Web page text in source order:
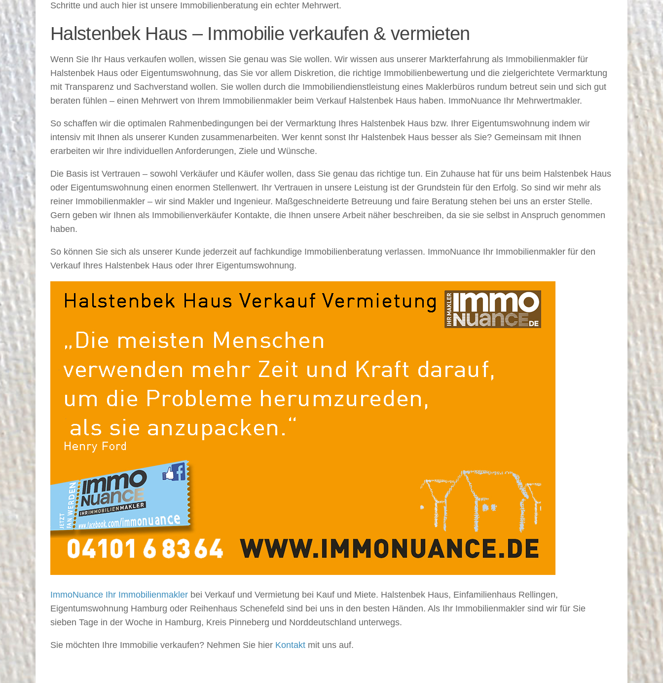
Schritte und auch hier ist unsere Immobilienberatung ein echter Mehrwert.
Halstenbek Haus – Immobilie verkaufen & vermieten
Wenn Sie Ihr Haus verkaufen wollen, wissen Sie genau was Sie wollen. Wir wissen aus unserer Markterfahrung als Immobilienmakler für
Halstenbek Haus oder Eigentumswohnung, das Sie vor allem Diskretion, die richtige Immobilienbewertung und die zielgerichtete Vermarktung
mit Transparenz und Sachverstand wollen. Sie wollen durch die Immobiliendienstleistung eines Maklerbüros rundum betreut sein und sich gut
beraten fühlen – einen Mehrwert von Ihrem Immobilienmakler beim Verkauf Halstenbek Haus haben. ImmoNuance Ihr Mehrwertmakler.
So schaffen wir die optimalen Rahmenbedingungen bei der Vermarktung Ihres Halstenbek Haus bzw. Ihrer Eigentumswohnung indem wir
intensiv mit Ihnen als unserer Kunden zusammenarbeiten. Wer kennt sonst Ihr Halstenbek Haus besser als Sie? Gemeinsam mit Ihnen
erarbeiten wir Ihre individuellen Anforderungen, Ziele und Wünsche.
Die Basis ist Vertrauen – sowohl Verkäufer und Käufer wollen, dass Sie genau das richtige tun. Ein Zuhause hat für uns beim Halstenbek Haus
oder Eigentumswohnung einen enormen Stellenwert. Ihr Vertrauen in unsere Leistung ist der Grundstein für den Erfolg. So sind wir mehr als
reiner Immobilienmakler – wir sind Makler und Ingenieur. Maßgeschneiderte Betreuung und faire Beratung stehen bei uns an erster Stelle.
Gern geben wir Ihnen als Immobilienverkäufer Kontakte, die Ihnen unsere Arbeit näher beschreiben, da sie sie selbst in Anspruch genommen
haben.
So können Sie sich als unserer Kunde jederzeit auf fachkundige Immobilienberatung verlassen. ImmoNuance Ihr Immobilienmakler für den
Verkauf Ihres Halstenbek Haus oder Ihrer Eigentumswohnung.
ImmoNuance Ihr Immobilienmakler bei Verkauf und Vermietung bei Kauf und Miete. Halstenbek Haus, Einfamilienhaus Rellingen,
Eigentumswohnung Hamburg oder Reihenhaus Schenefeld sind bei uns in den besten Händen. Als Ihr Immobilienmakler sind wir für Sie
sieben Tage in der Woche in Hamburg, Kreis Pinneberg und Norddeutschland unterwegs.
Sie möchten Ihre Immobilie verkaufen? Nehmen Sie hier Kontakt mit uns auf.